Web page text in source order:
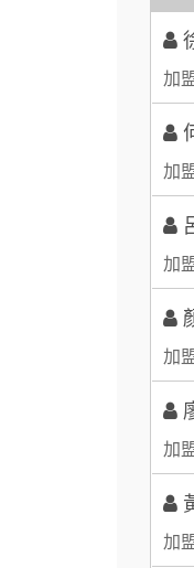
3
4
7
8
加
加
加
加
加
加
【
自
(
日
拾
全